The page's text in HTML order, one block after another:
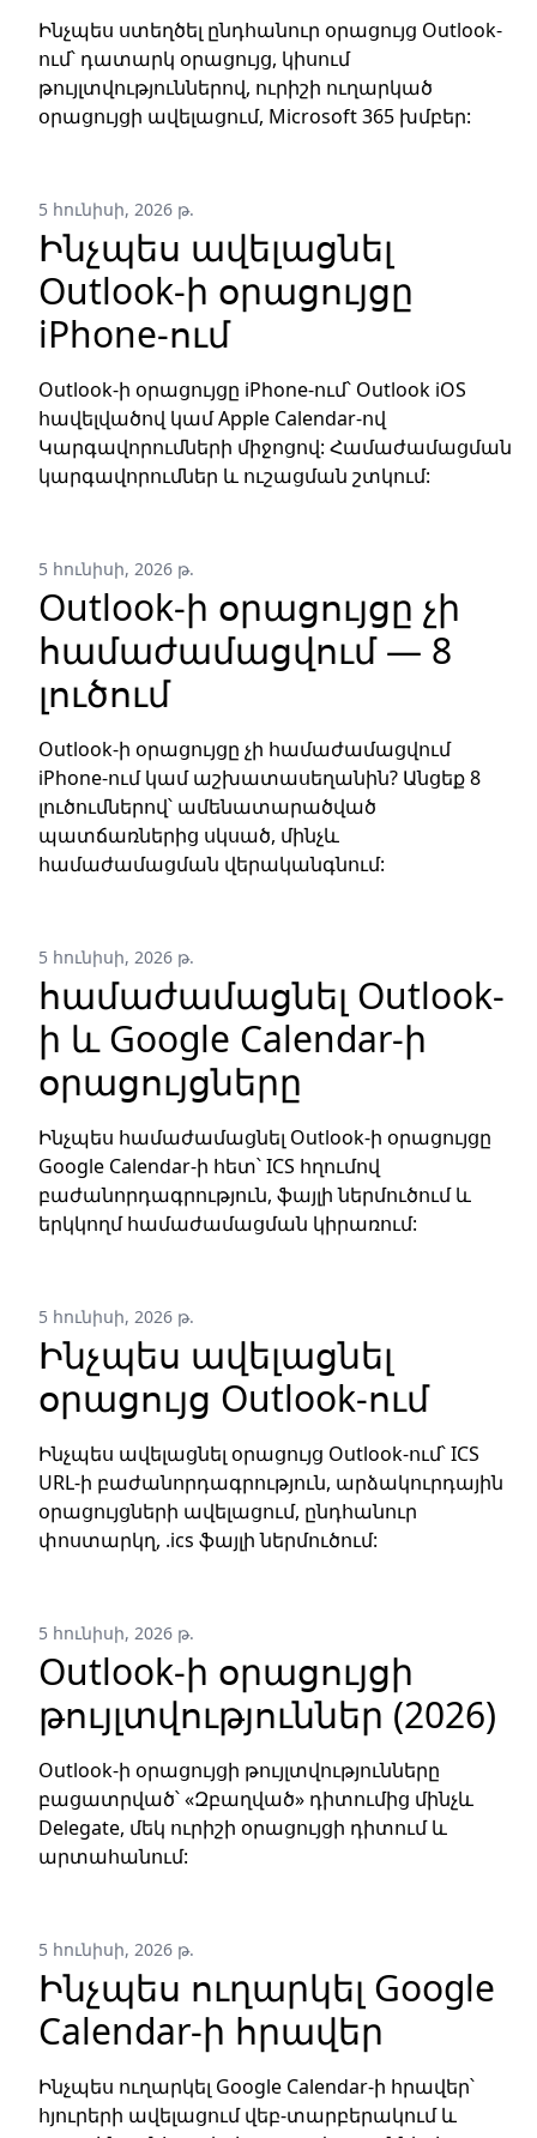
Ինչպես ստեղծել ընդհանուր օրացույց Outlook-
ում՝ դատարկ օրացույց, կիսում
թույլտվություններով, ուրիշի ուղարկած
օրացույցի ավելացում, Microsoft 365 խմբեր:
5 հունիսի, 2026 թ.
Ինչպես ավելացնել
Outlook-ի օրացույցը
iPhone-ում
Outlook-ի օրացույցը iPhone-ում՝ Outlook iOS
հավելվածով կամ Apple Calendar-ով
Կարգավորումների միջոցով: Համաժամացման
կարգավորումներ և ուշացման շտկում:
5 հունիսի, 2026 թ.
Outlook-ի օրացույցը չի
համաժամացվում — 8
լուծում
Outlook-ի օրացույցը չի համաժամացվում
iPhone-ում կամ աշխատասեղանին? Անցեք 8
լուծումներով՝ ամենատարածված
պատճառներից սկսած, մինչև
համաժամացման վերականգնում:
5 հունիսի, 2026 թ.
համաժամացնել Outlook-
ի և Google Calendar-ի
օրացույցները
Ինչպես համաժամացնել Outlook-ի օրացույցը
Google Calendar-ի հետ՝ ICS հղումով
բաժանորդագրություն, ֆայլի ներմուծում և
երկկողմ համաժամացման կիրառում:
5 հունիսի, 2026 թ.
Ինչպես ավելացնել
օրացույց Outlook-ում
Ինչպես ավելացնել օրացույց Outlook-ում՝ ICS
URL-ի բաժանորդագրություն, արձակուրդային
օրացույցների ավելացում, ընդհանուր
փոստարկղ, .ics ֆայլի ներմուծում:
5 հունիսի, 2026 թ.
Outlook-ի օրացույցի
թույլտվություններ (2026)
Outlook-ի օրացույցի թույլտվությունները
բացատրված՝ «Զբաղված» դիտումից մինչև
Delegate, մեկ ուրիշի օրացույցի դիտում և
արտահանում:
5 հունիսի, 2026 թ.
Ինչպես ուղարկել Google
Calendar-ի հրավեր
Ինչպես ուղարկել Google Calendar-ի հրավեր՝
հյուրերի ավելացում վեբ-տարբերակում և